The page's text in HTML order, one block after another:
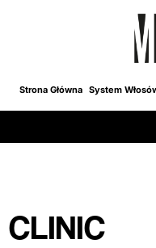
Strona Główna System
CLINIC